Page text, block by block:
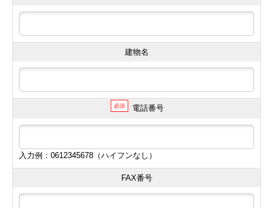
建物名
必須 電話番号
入力例：0612345678（ハイフンなし）
FAX番号